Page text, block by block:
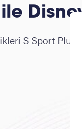
S Sport